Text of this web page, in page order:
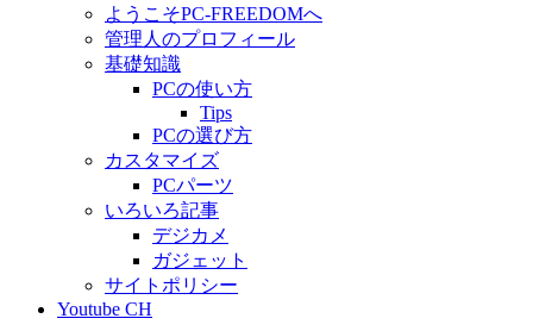
ようこそPC-FREEDOMへ
管理人のプロフィール
基礎知識
PCの使い方
Tips
PCの選び方
カスタマイズ
PCパーツ
いろいろ記事
デジカメ
ガジェット
サイトポリシー
Youtube CH